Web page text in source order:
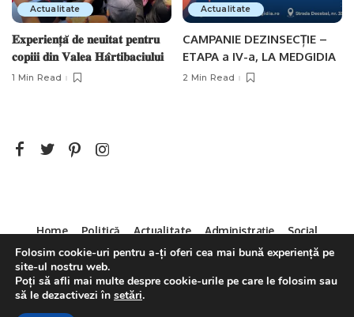
Actualitate
𝐄𝐱𝐩𝐞𝐫𝐢𝐞𝐧𝐭̦𝐚̆ 𝐝𝐞 𝐧𝐞𝐮𝐢𝐭𝐚𝐭 𝐩𝐞𝐧𝐭𝐫𝐮
𝐜𝐨𝐩𝐢𝐢𝐢 𝐝𝐢𝐧 𝐕𝐚𝐥𝐞𝐚 𝐇𝐚̂𝐫𝐭𝐢𝐛𝐚𝐜𝐢𝐮𝐥𝐮𝐢
1 Min Read
Actualitate
CAMPANIE DEZINSECȚIE –
ETAPA a IV-a, LA MEDGIDIA
2 Min Read
Home Politică Actualitate Administrație
Social
Sport
Mica Publicitate Servicii
Contact
Folosim cookie-uri pentru a-ți oferi cea mai bună experiență pe
site-ul nostru web.
Poți să afli mai multe despre cookie-urile pe care le folosim sau
să le dezactivezi în setări.